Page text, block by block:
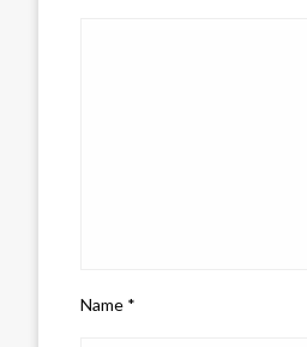
Name *